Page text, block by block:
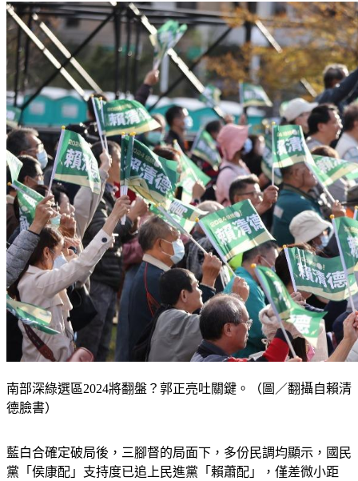
南部深綠選區2024將翻盤？郭正亮吐關鍵。（圖／翻攝自賴清
德臉書）
藍白合確定破局後，三腳督的局面下，多份民調均顯示，國民
黨「侯康配」支持度已追上民進黨「賴蕭配」，僅差微小距